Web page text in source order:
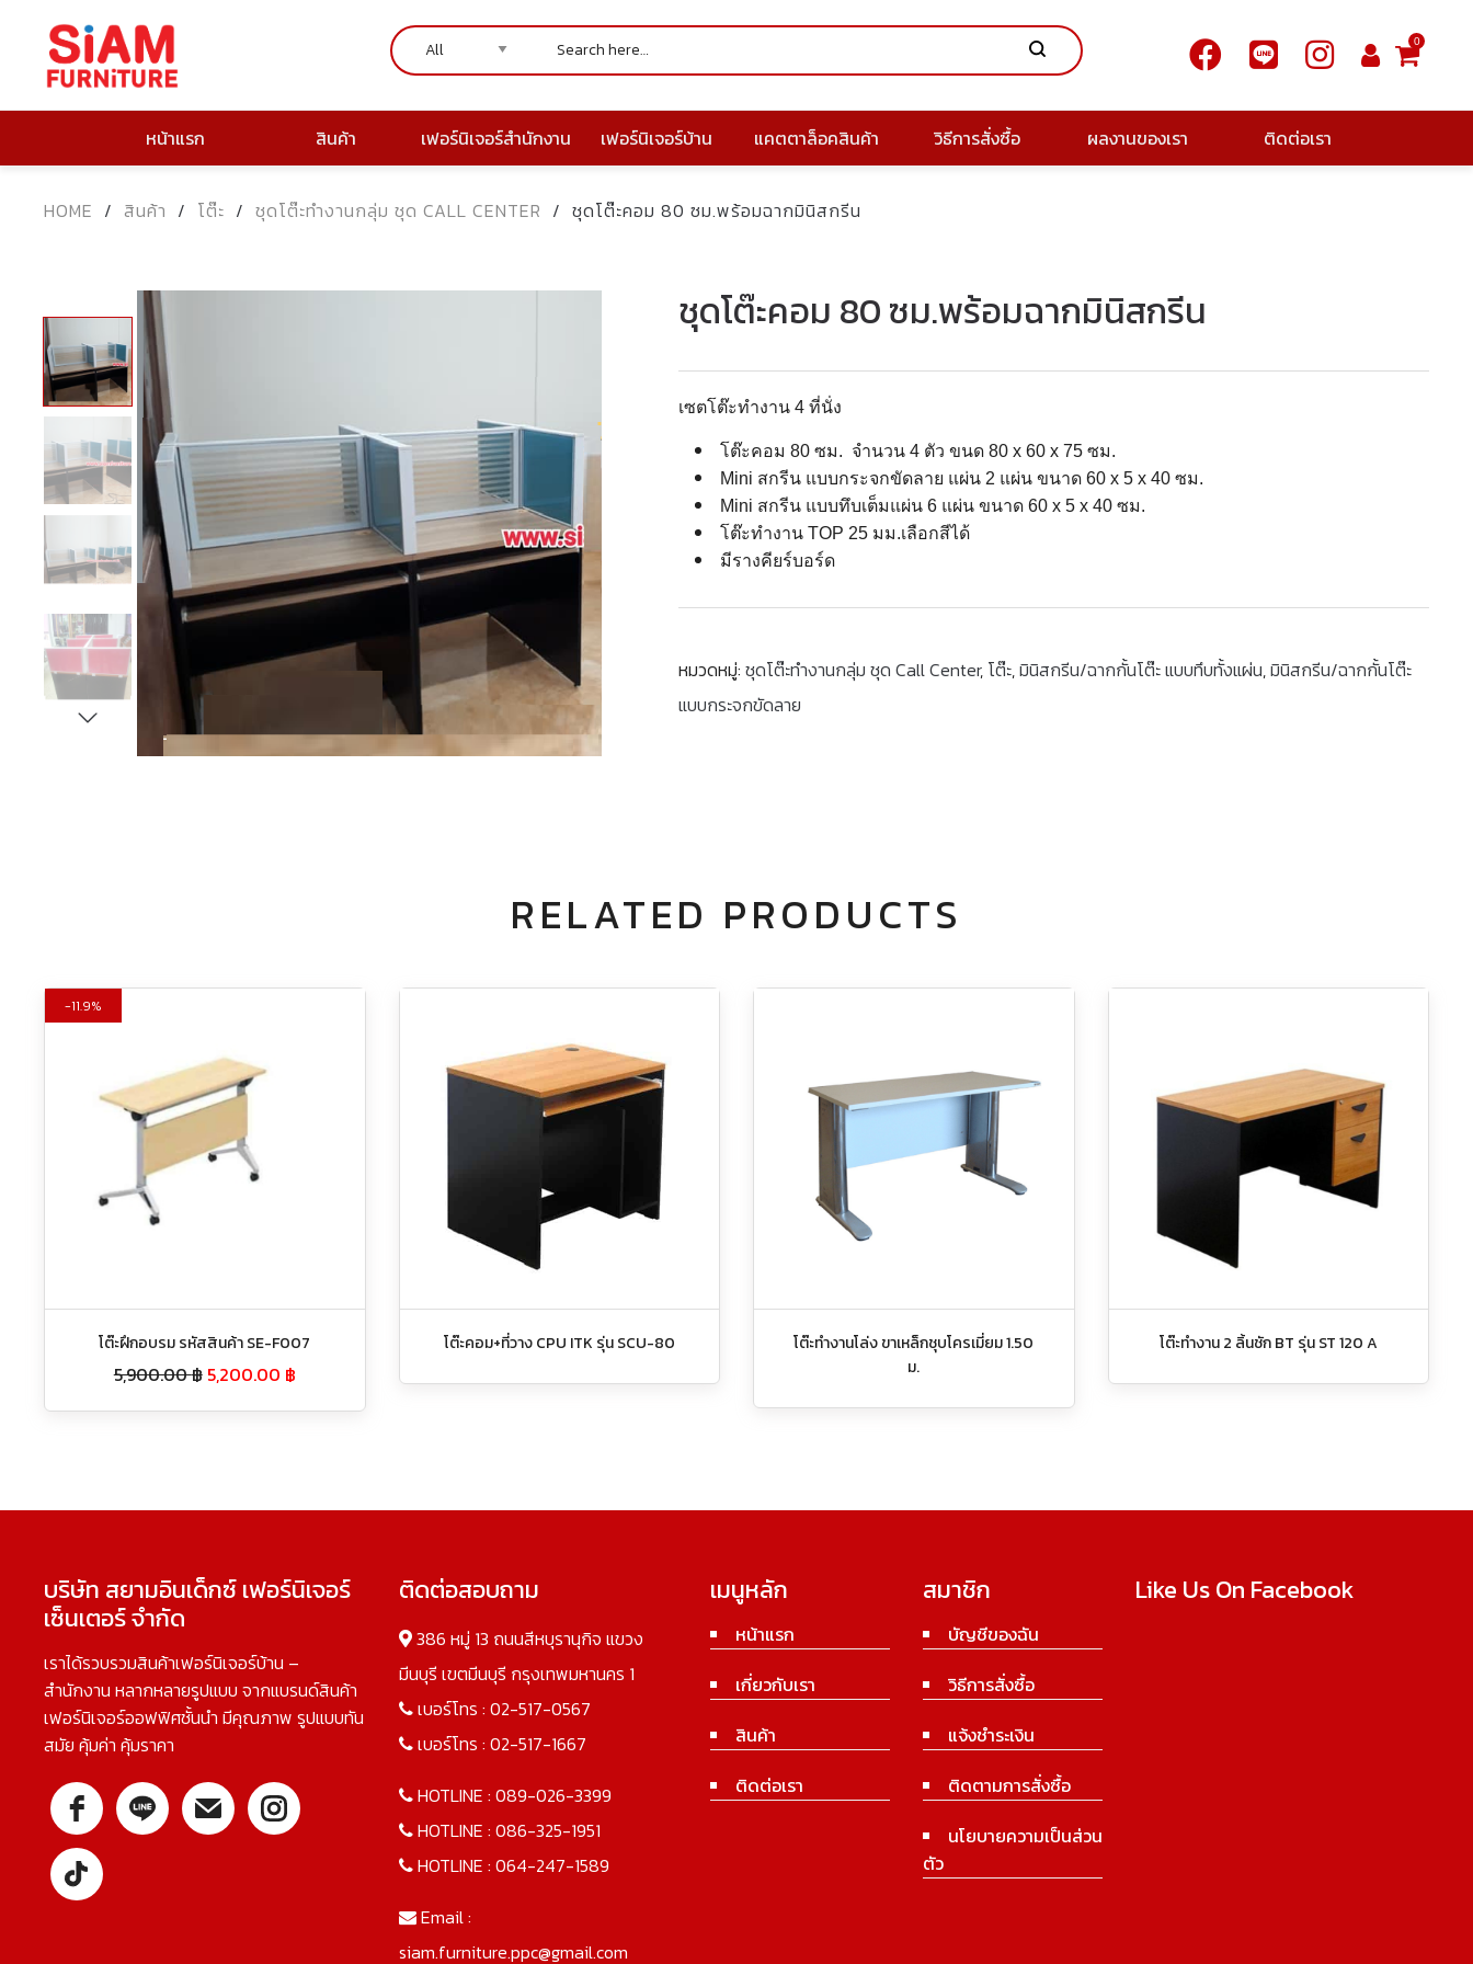
0
หน้าแรก สินค้า เฟอร์นิเจอร์สำนักงาน เฟอร์นิเจอร์บ้าน แคตตาล็อคสินค้า วิธีการสั่งซื้อ ผลงานของเรา ติดต่อเรา
HOME / สินค้า / โต๊ะ / ชุดโต๊ะทำงานกลุ่ม ชุด CALL CENTER / ชุดโต๊ะคอม 80 ซม.พร้อมฉากมินิสกรีน
ชุดโต๊ะคอม 80 ซม.พร้อมฉากมินิสกรีน
เซตโต๊ะทำงาน 4 ที่นั่ง
โต๊ะคอม 80 ซม. จำนวน 4 ตัว ขนด 80 x 60 x 75 ซม.
Mini สกรีน แบบกระจกขัดลาย แผ่น 2 แผ่น ขนาด 60 x 5 x 40 ซม.
Mini สกรีน แบบทึบเต็มแผ่น 6 แผ่น ขนาด 60 x 5 x 40 ซม.
โต๊ะทำงาน TOP 25 มม.เลือกสีได้
มีรางคียร์บอร์ด
หมวดหมู่:ชุดโต๊ะทำงานกลุ่ม ชุด Call Center, โต๊ะ,มินิสกรีน/ฉากกั้นโต๊ะ แบบทึบทั้งแผ่น,มินิสกรีน/ฉากกั้นโต๊ะ
แบบกระจกขัดลาย
RELATED PRODUCTS
11.9%
โต๊ะฝึกอบรม รหัสสินค้า SE-F007
5,900.00฿ 5,200.00 ฿
โต๊ะคอม+ที่วาง CPU ITK รุ่น SCU-80
โต๊ะทำงานโล่ง ขาเหล็กชุบโครเมี่ยม 1.50
ม.
โต๊ะทำงาน 2 ลิ้นชัก BT รุ่น ST 120 A
บริษัท สยามอินเด็กซ์ เฟอร์นิเจอร์
เซ็นเตอร์ จำกัด
เราได้รวบรวมสินค้าเฟอร์นิเจอร์บ้าน –
สำนักงาน หลากหลายรูปแบบ จากแบรนด์สินค้า
เฟอร์นิเจอร์ออฟฟิศชั้นนำ มีคุณภาพ รูปแบบทัน
สมัย คุ้มค่า คุ้มราคา
ติดต่อสอบถาม
386 หมู่ 13 ถนนสีหบุรานุกิจ แขวง
มีนบุรี เขตมีนบุรี กรุงเทพมหานคร 1
เบอร์โทร : 02-517-0567
เบอร์โทร : 02-517-1667
HOTLINE : 089-026-3399
HOTLINE : 086-325-1951
HOTLINE : 064-247-1589
Email :
siam.furniture.ppc@gmail.com
เมนูหลัก
หน้าแรก
เกี่ยวกับเรา
สินค้า
ติดต่อเรา
สมาชิก
บัญชีของฉัน
วิธีการสั่งซื้อ
แจ้งชำระเงิน
ติดตามการสั่งซื้อ
นโยบายความเป็นส่วน
ตัว
Like Us On Facebook